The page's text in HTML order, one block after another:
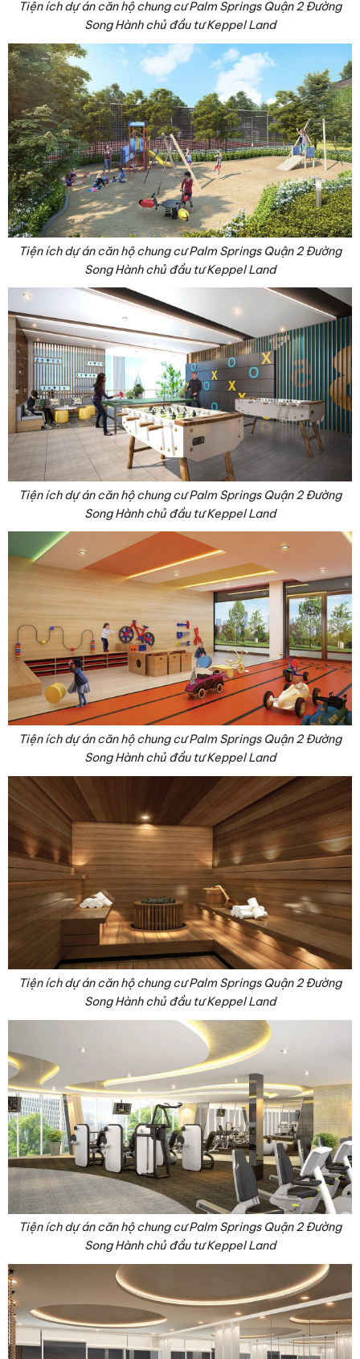
Tiện ích dự án căn hộ chung cư Palm Springs Quận 2 Đường
Song Hành chủ đầu tư Keppel Land
Tiện ích dự án căn hộ chung cư Palm Springs Quận 2 Đường
Song Hành chủ đầu tư Keppel Land
Tiện ích dự án căn hộ chung cư Palm Springs Quận 2 Đường
Song Hành chủ đầu tư Keppel Land
Tiện ích dự án căn hộ chung cư Palm Springs Quận 2 Đường
Song Hành chủ đầu tư Keppel Land
Tiện ích dự án căn hộ chung cư Palm Springs Quận 2 Đường
Song Hành chủ đầu tư Keppel Land
Tiện ích dự án căn hộ chung cư Palm Springs Quận 2 Đường
Song Hành chủ đầu tư Keppel Land